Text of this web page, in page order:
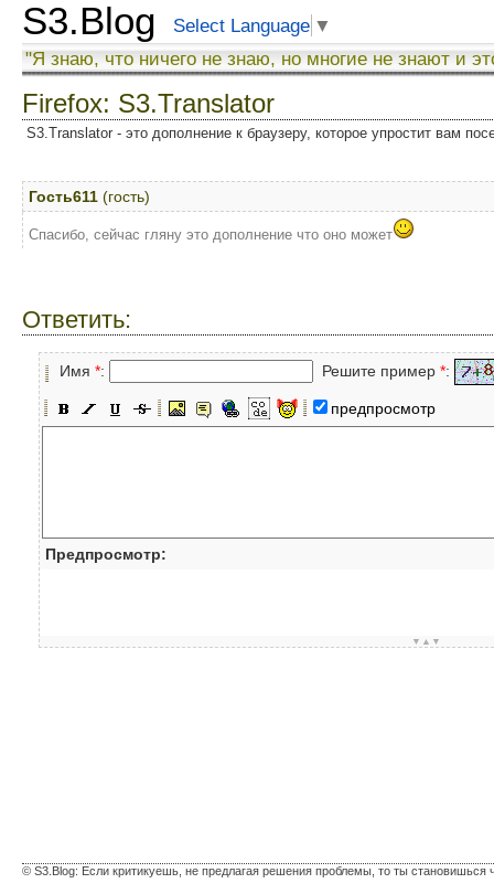
S3.Blog Select Language ▼
"Я знаю, что ничего не знаю, но многие не знают и
Firefox: S3.Translator
S3.Translator - это дополнение к браузеру, которое упростит вам
Гость611 (гость)
Спасибо, сейчас гляну это дополнение что оно может
Ответить:
Имя *: Решите пример *:
предпросмотр
Предпросмотр:
▼▲▼
© S3.Blog: Если критикуешь, не предлагая решения проблемы, то ты становишься